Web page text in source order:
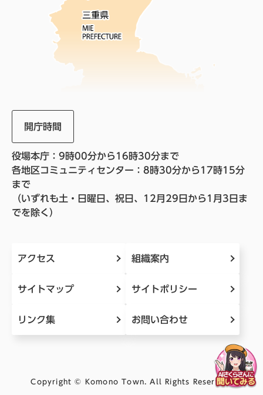
開庁時間
役場本庁：9時00分から16時30分まで
各地区コミュニティセンター：8時30分から17時15分
まで
（いずれも土・日曜日、祝日、12月29日から1月3日ま
でを除く）
アクセス 組織案内
サイトマップ サイトポリシー
リンク集 お問い合わせ
Copyright © Komono Town. All Rights Reserved.